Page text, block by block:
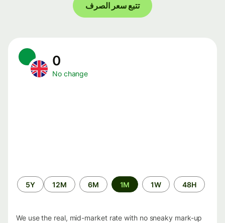
تتبع سعر الصرف
No change
الفترة
الزمنية
48H
1W
1M
6M
12M
5Y
We use the real, mid-market rate with no sneaky mark-up